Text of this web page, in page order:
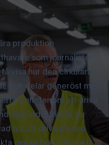
produktion
som journalister
visa hur den cirkulära
och delar generöst med
om att driva
Är du
för att driva på den
oss så bokar vi in ett